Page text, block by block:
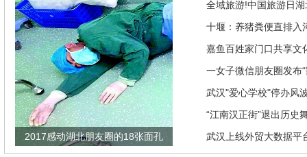
2017感动湖北朋友圈的18张面孔
来是因为…
全域旅游!中国旅游日
推优惠政策
十堰：养猪粪便直排入
偿40余万元
嘉鱼百姓家门口共享文
馆讲座家里看
一女子微信朋友圈发布
发现竟是闹剧
武汉"爱心学校"停办风
“江南汉正街”退出历史
武汉上线外贸大数据平